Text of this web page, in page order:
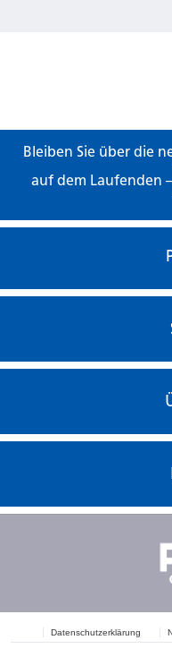
Bleiben Sie über die
auf dem Laufenden –
Datenschutzerklärung